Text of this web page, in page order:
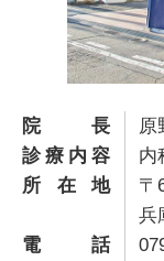
院長
原
診療内容
内
所在地
〒
兵
電話